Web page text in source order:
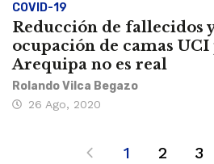
COVID-19
Reducción de fallecidos
ocupación de camas
Arequipa no es real
Rolando Vilca Begazo
26 Ago, 2020
1 2 3